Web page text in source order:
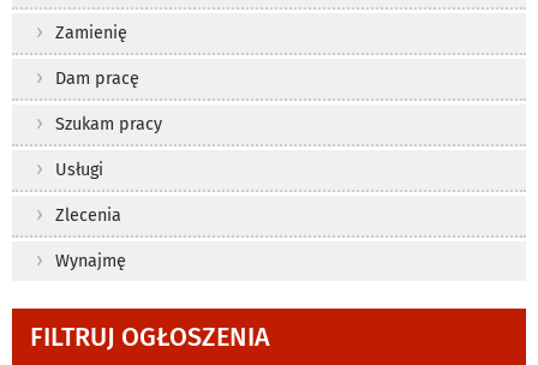
Zamienię
Dam pracę
Szukam pracy
Usługi
Zlecenia
Wynajmę
FILTRUJ OGŁOSZENIA